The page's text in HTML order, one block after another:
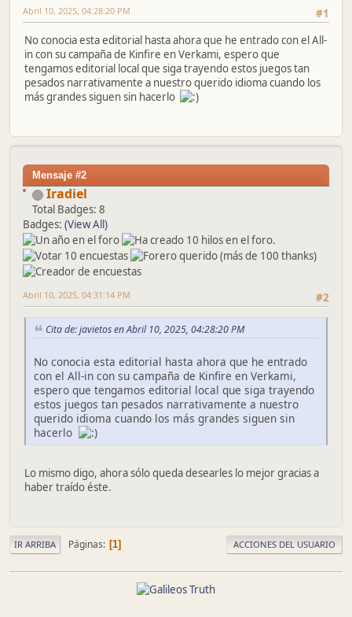
#1
Abril 10, 2025, 04:28:20 PM
No conocia esta editorial hasta ahora que he entrado con el All-
in con su campaña de Kinfire en Verkami, espero que
tengamos editorial local que siga trayendo estos juegos tan
pesados narrativamente a nuestro querido idioma cuando los
más grandes siguen sin hacerlo
Mensaje #2
Iradiel
Total Badges: 8
Badges: (View All)
#2
Abril 10, 2025, 04:31:14 PM
Cita de: javietos en Abril 10, 2025, 04:28:20 PM
No conocia esta editorial hasta ahora que he entrado
con el All-in con su campaña de Kinfire en Verkami,
espero que tengamos editorial local que siga trayendo
estos juegos tan pesados narrativamente a nuestro
querido idioma cuando los más grandes siguen sin
hacerlo
Lo mismo digo, ahora sólo queda desearles lo mejor gracias a
haber traído éste.
IR ARRIBA Páginas 1 ACCIONES DEL USUARIO